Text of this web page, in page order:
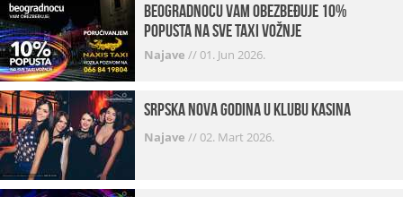
beogradnocu vam obezbeđuje 10%
popusta na sve taxi vožnje
Najave //01. Jun 2026.
Srpska Nova godina u klubu Kasina
Najave //02. Mart 2026.